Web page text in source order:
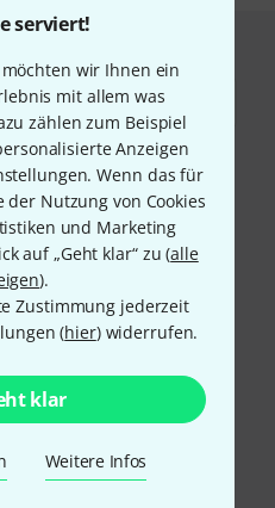
serviert!
wir Ihnen ein
mit allem was
zählen zum Beispiel
Anzeigen
Wenn das für
der Nutzung von Cookies
und Marketing
auf „Geht klar“ zu (alle
).
Zustimmung jederzeit
(hier) widerrufen.
klar
Weitere Infos
per Nachnahme,
Klarna Sofort bezahlen